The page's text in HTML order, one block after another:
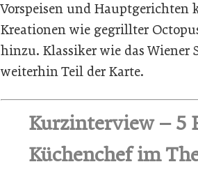
Vorspeisen und Hauptgerichten
Kreationen wie gegrillter
hinzu. Klassiker wie das
weiterhin Teil der Karte.
Kurzinterview – 5
Küchenchef im